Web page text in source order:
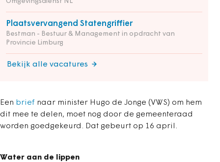
Plaatsvervangend Statengriffier
Bestman - Bestuur & Management in opdracht van
Provincie Limburg
Bekijk alle vacatures
Een brief naar minister Hugo de Jonge (VWS) om hem
dit mee te delen, moet nog door de gemeenteraad
worden goedgekeurd. Dat gebeurt op 16 april.
Water aan de lippen